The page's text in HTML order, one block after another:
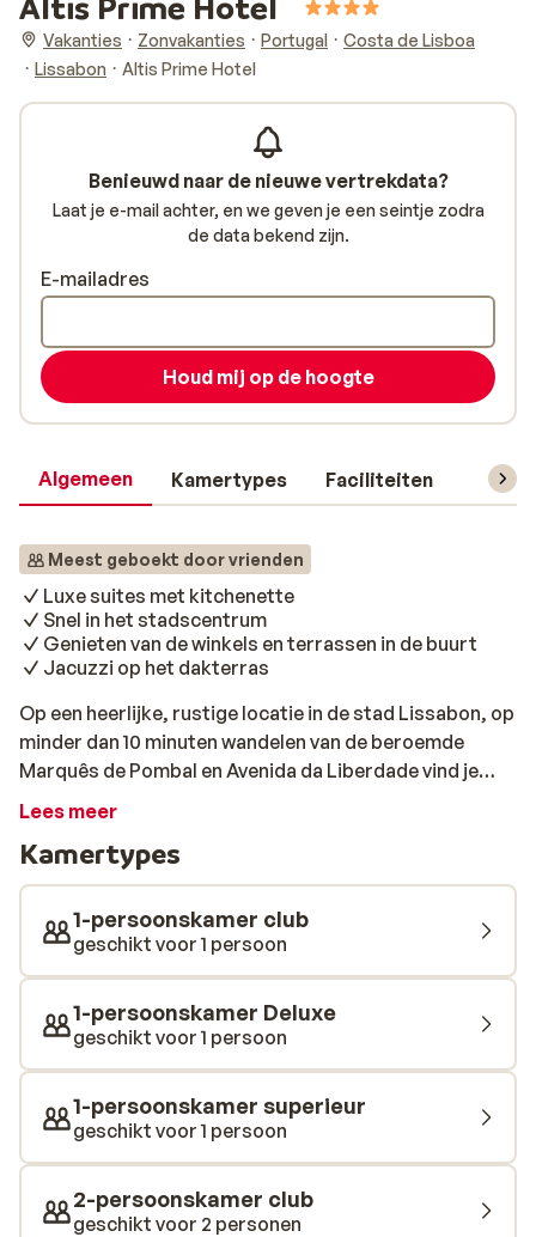
Vakanties Zonvakanties Portugal
Costa de Lisboa
Lissabon
Altis Prime Hotel
Algemeen Kamertypes Faciliteiten
Meest geboekt door vrienden
Luxe suites met kitchenette
Snel in het stadscentrum
Genieten van de winkels en terrassen in de buurt
Jacuzzi op het dakterras
Op een heerlijke, rustige locatie in de stad Lissabon, op
minder dan 10 minuten wandelen van de beroemde
Marquês de Pombal en Avenida da Liberdade vind je
Altis Prime. Verblijf hier in een van de mooie suites met
een prachtig dakterras met een grote jacuzzi en een
panoramisch uitzicht over de stad. De suites in het Altis
Prime Hotel hebben een allemaal een parketvloer en zijn
stijlvol ingericht. Altis Prime's Lounge Caffé serveert
salades, gastronomische sandwiches en lokale
gerechten. Op 5 minuten lopen zijn diverse leuke
restaurants en bars. Het Altis Prime Hotel ligt op
slechts 400 meter van het (Metro) station Marques de
Liberale, beroemd om de luxe winkels en boetiekjes.
Rossi, één van de meest historische wijken van de stad,
ligt op slechts 3 haltes met de metro.
Lees meer
Kamertypes
1-persoonskamer club
geschikt voor 1 persoon
1-persoonskamer Deluxe
geschikt voor 1 persoon
1-persoonskamer superieur
geschikt voor 1 persoon
2-persoonskamer club
geschikt voor 2 personen
Benieuwd naar de nieuwe vertrekdata?
Laat je e-mail achter, en we geven je een seintje zodra
de data bekend zijn.
E-mailadres
Houd mij op de hoogte